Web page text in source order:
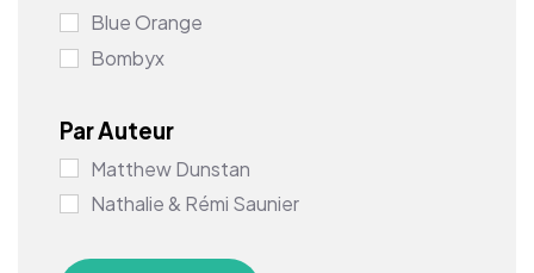
Blue Orange
Bombyx
Par Auteur
Matthew Dunstan
Nathalie & Rémi Saunier